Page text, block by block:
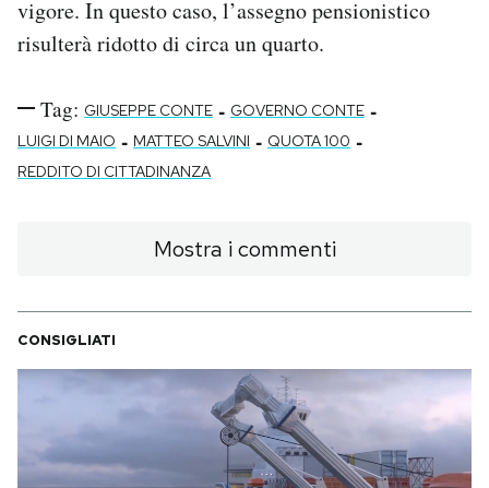
vigore. In questo caso, l’assegno pensionistico
risulterà ridotto di circa un quarto.
Tag: GIUSEPPE CONTE - GOVERNO CONTE -
LUIGI DI MAIO - MATTEO SALVINI - QUOTA 100 -
REDDITO DI CITTADINANZA
Mostra i commenti
CONSIGLIATI